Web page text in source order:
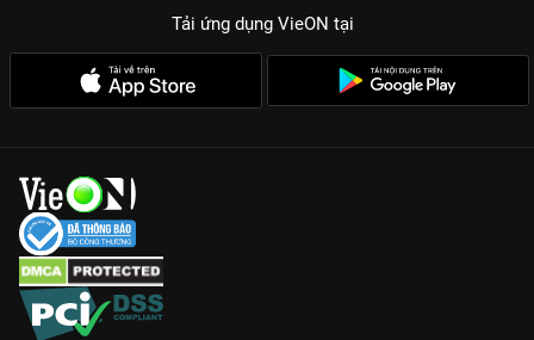
Tải ứng dụng VieON tại